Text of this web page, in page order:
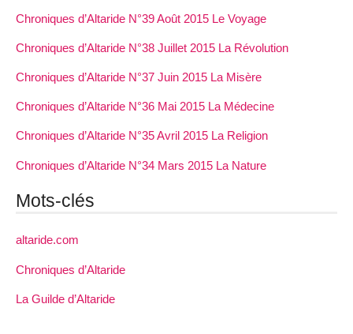
Chroniques d’Altaride N°39 Août 2015 Le Voyage
Chroniques d’Altaride N°38 Juillet 2015 La Révolution
Chroniques d’Altaride N°37 Juin 2015 La Misère
Chroniques d’Altaride N°36 Mai 2015 La Médecine
Chroniques d’Altaride N°35 Avril 2015 La Religion
Chroniques d’Altaride N°34 Mars 2015 La Nature
Mots-clés
altaride.com
Chroniques d’Altaride
La Guilde d’Altaride